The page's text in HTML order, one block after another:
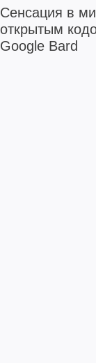
Сенсация в
открытым
Google Bard